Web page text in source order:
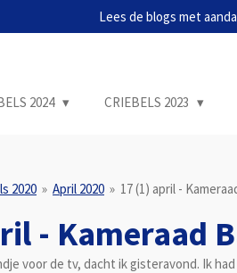
Lees de blogs met
2024 CRIEBELS 2023
2020 » April 2020 » 17 (1) april -
- Kameraad
voor de tv, dacht ik gisteravond. Ik